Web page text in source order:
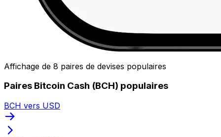
Affichage de 8 paires de devises populaires
Paires Bitcoin Cash (BCH) populaires
BCH vers USD